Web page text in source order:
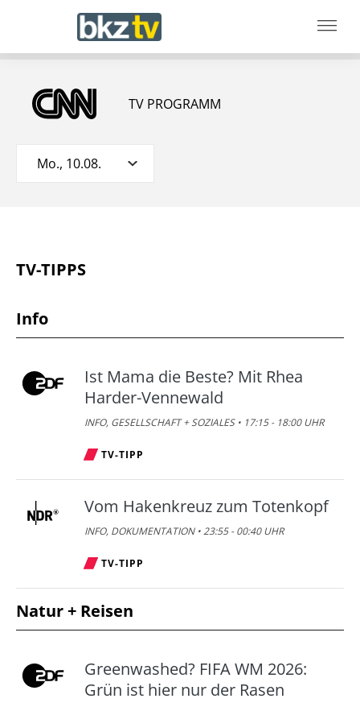
TV PROGRAMM
Mo., 10.08.
TV-TIPPS
Info
Ist Mama die Beste? Mit Rhea
Harder-Vennewald
INFO, GESELLSCHAFT + SOZIALES • 17:15 - 18:00 UHR
TV-TIPP
Vom Hakenkreuz zum Totenkopf
INFO, DOKUMENTATION • 23:55 - 00:40 UHR
TV-TIPP
Natur + Reisen
Greenwashed? FIFA WM 2026:
Grün ist hier nur der Rasen